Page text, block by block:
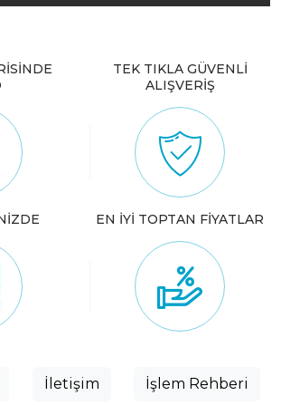
TEK TIKLA GÜVENLİ
ALIŞVERİŞ
EN İYİ TOPTAN FİYATLAR
İletişim İşlem Rehberi